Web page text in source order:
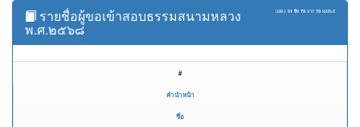
แสดง 51 ถึง 79 จาก 79 ผลลัพธ์
รายชื่อผู้ขอเข้าสอบธรรมสนามหลวง
พ.ศ.๒๕๖๘
#
คำนำหน้า
ชื่อ